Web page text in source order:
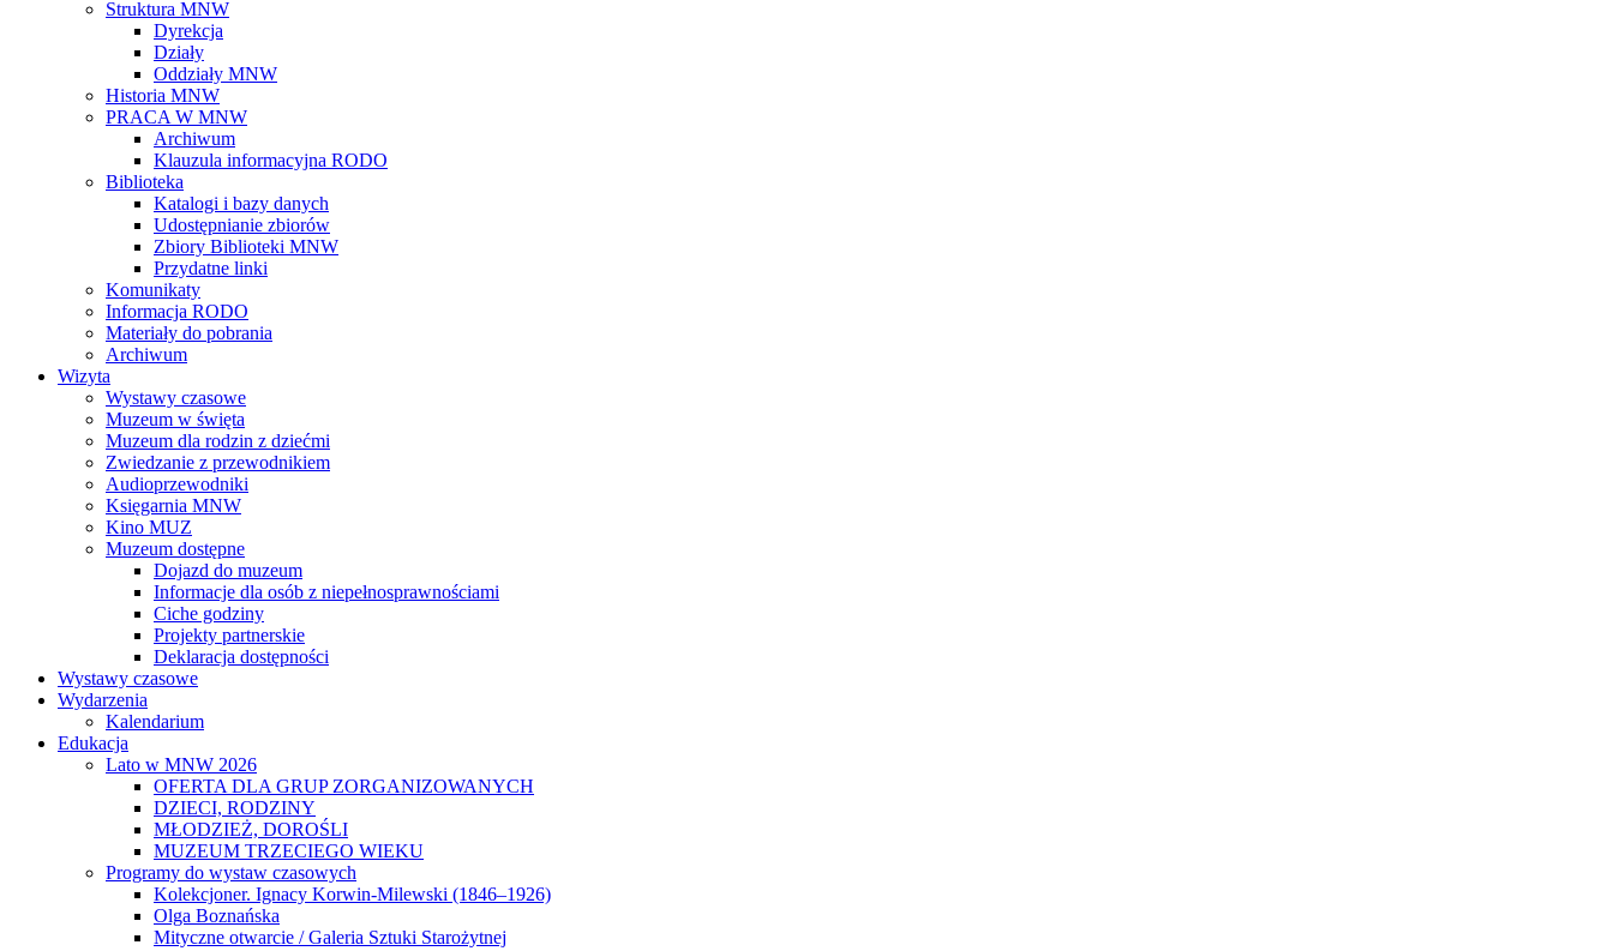
Struktura MNW
Dyrekcja
Działy
Oddziały MNW
Historia MNW
PRACA W MNW
Archiwum
Klauzula informacyjna RODO
Biblioteka
Katalogi i bazy danych
Udostępnianie zbiorów
Zbiory Biblioteki MNW
Przydatne linki
Komunikaty
Informacja RODO
Materiały do pobrania
Archiwum
Wizyta
Wystawy czasowe
Muzeum w święta
Muzeum dla rodzin z dziećmi
Zwiedzanie z przewodnikiem
Audioprzewodniki
Księgarnia MNW
Kino MUZ
Muzeum dostępne
Dojazd do muzeum
Informacje dla osób z niepełnosprawnościami
Ciche godziny
Projekty partnerskie
Deklaracja dostępności
Wystawy czasowe
Wydarzenia
Kalendarium
Edukacja
Lato w MNW 2026
OFERTA DLA GRUP ZORGANIZOWANYCH
DZIECI, RODZINY
MŁODZIEŻ, DOROŚLI
MUZEUM TRZECIEGO WIEKU
Programy do wystaw czasowych
Kolekcjoner. Ignacy Korwin-Milewski (1846–1926)
Olga Boznańska
Mityczne otwarcie / Galeria Sztuki Starożytnej